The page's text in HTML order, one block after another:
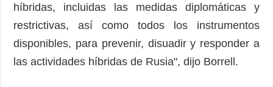
híbridas, incluidas las medidas diplomáticas y
restrictivas, así como todos los instrumentos
disponibles, para prevenir, disuadir y responder a
las actividades híbridas de Rusia", dijo Borrell.